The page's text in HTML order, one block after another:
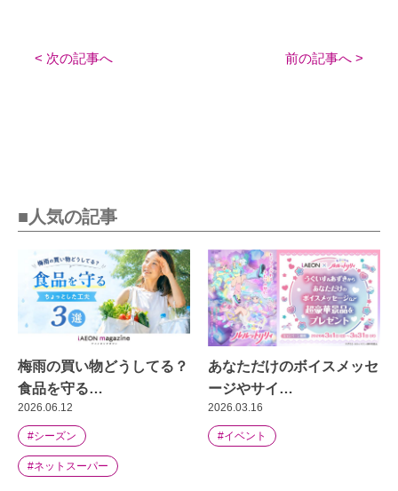
< 次の記事へ 前の記事へ >
■人気の記事
梅雨の買い物どうしてる？
食品を守る…
2026.06.12
#シーズン
#ネットスーパー
あなただけのボイスメッセ
ージやサイ…
2026.03.16
#イベント